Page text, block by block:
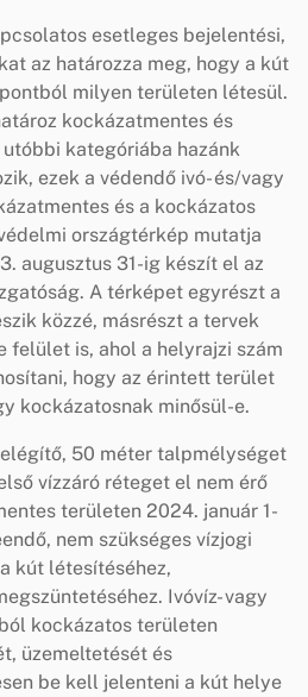
esetleges bejelentési,
az határozza meg, hogy a kút
milyen területen létesül.
kockázatmentes és
kategóriába hazánk
ezek a védendő ivó- és/vagy
és a kockázatos
országtérkép mutatja
augusztus 31-ig készít el az
A térképet egyrészt a
közzé, másrészt a tervek
felület is, ahol a helyrajzi szám
hogy az érintett terület
kockázatosnak minősül-e.
50 méter talpmélységet
vízzáró réteget el nem érő
területen 2024. január 1-
nem szükséges vízjogi
kút létesítéséhez,
Ivóvíz- vagy
kockázatos területen
üzemeltetését és
be kell jelenteni a kút helye